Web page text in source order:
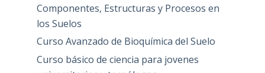
Componentes, Estructuras y Procesos en
los Suelos
Curso Avanzado de Bioquímica del Suelo
Curso básico de ciencia para jovenes